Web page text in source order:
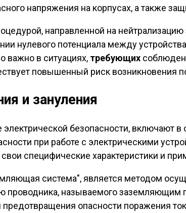
напряжения на корпусах, а также
направленной на
нулевого потенциала между
важно в ситуациях, требующих
повышенный риск возникновения
и зануления
безопасности, включают
при работе с электрическими
специфические характеристики и
система", является методом
называемого заземляющим
опасности поражения